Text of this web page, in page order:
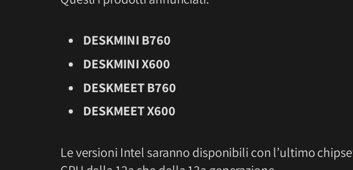
DESKMINI B760
DESKMINI X600
DESKMEET B760
DESKMEET X600
Le versioni Intel saranno disponibili con l’ultimo